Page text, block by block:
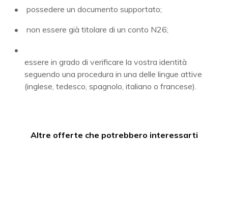
possedere un documento supportato;
non essere già titolare di un conto N26;
essere in grado di verificare la vostra identità
seguendo una procedura in una delle lingue attive
(inglese, tedesco, spagnolo, italiano o francese).
Altre offerte che potrebbero interessarti